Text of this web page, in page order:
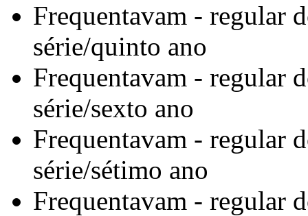
Frequentavam - regular
série/quinto ano
Frequentavam - regular
série/sexto ano
Frequentavam - regular
série/sétimo ano
Frequentavam - regular